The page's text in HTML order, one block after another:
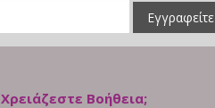
Εγγραφείτε
Χρειάζεστε Βοήθεια;